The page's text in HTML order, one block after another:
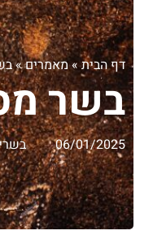
דף הבית»מאמרים»בשר
בשר מספר 4
06/01/2025